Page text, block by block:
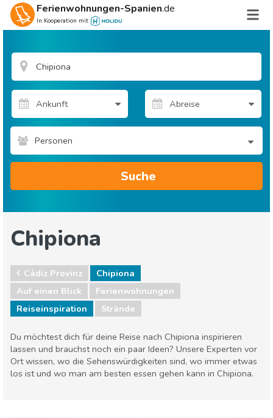
Ferienwohnungen-Spanien.de
In Kooperation mit
Personen
Suche
Chipiona
Cádiz Provinz
Chipiona
Auf einen Blick
Ferienwohnungen
Reiseinspiration
Strände
Du möchtest dich für deine Reise nach Chipiona inspirieren
lassen und brauchst noch ein paar Ideen? Unsere Experten vor
Ort wissen, wo die Sehenswürdigkeiten sind, wo immer etwas
los ist und wo man am besten essen gehen kann in Chipiona.